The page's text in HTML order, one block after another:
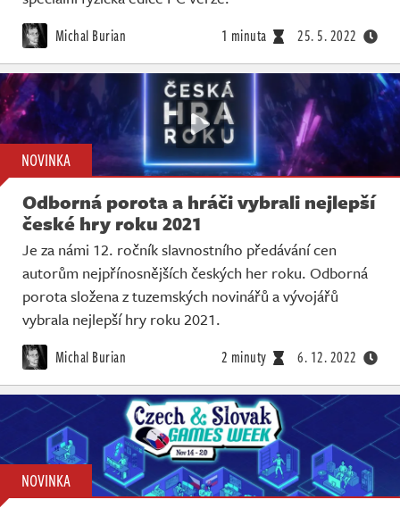
Michal Burian 1 minuta 25. 5. 2022
NOVINKA
Odborná porota a hráči vybrali nejlepší
české hry roku 2021
Je za námi 12. ročník slavnostního předávání cen
autorům nejpřínosnějších českých her roku. Odborná
porota složena z tuzemských novinářů a vývojářů
vybrala nejlepší hry roku 2021.
Michal Burian 2 minuty 6. 12. 2022
NOVINKA